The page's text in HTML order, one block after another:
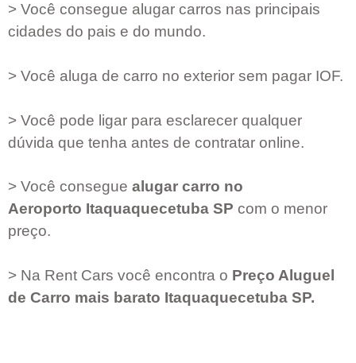
> Você consegue alugar carros nas principais
cidades do pais e do mundo.
> Você aluga de carro no exterior sem pagar IOF.
> Você pode ligar para esclarecer qualquer
dúvida que tenha antes de contratar online.
> Você consegue alugar carro no
Aeroporto Itaquaquecetuba SP com o menor
preço.
> Na Rent Cars você encontra o Preço Aluguel
de Carro mais barato Itaquaquecetuba SP.